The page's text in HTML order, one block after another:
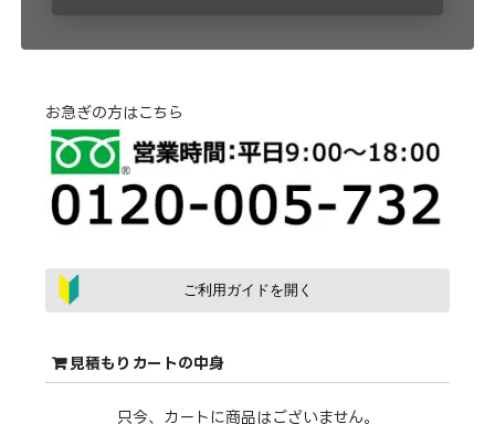
お急ぎの方はこちら
ご利用ガイドを開く
見積もりカートの中身
只今、カートに商品はございません。